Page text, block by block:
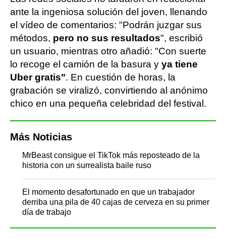
ante la ingeniosa solución del joven, llenando
el vídeo de comentarios: "Podrán juzgar sus
métodos, pero no sus resultados", escribió
un usuario, mientras otro añadió: "Con suerte
lo recoge el camión de la basura y ya tiene
Uber gratis". En cuestión de horas, la
grabación se viralizó, convirtiendo al anónimo
chico en una pequeña celebridad del festival.
Más Noticias
MrBeast consigue el TikTok más reposteado de la
historia con un surrealista baile ruso
El momento desafortunado en que un trabajador
derriba una pila de 40 cajas de cerveza en su primer
día de trabajo